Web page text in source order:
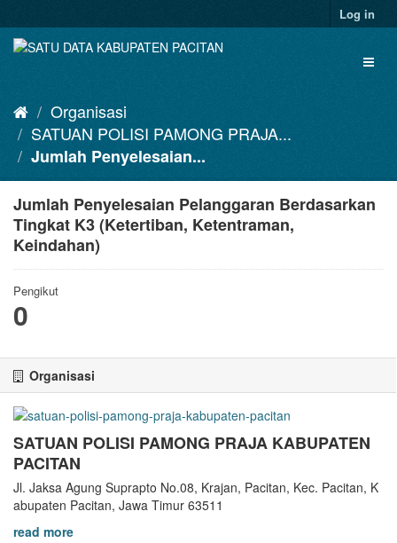
to
content
Log in
Organisasi
SATUAN POLISI PAMONG PRAJA...
Jumlah Penyelesaian...
Jumlah Penyelesaian Pelanggaran Berdasarkan
Tingkat K3 (Ketertiban, Ketentraman,
Keindahan)
Pengikut
0
Organisasi
SATUAN POLISI PAMONG PRAJA KABUPATEN
PACITAN
Jl. Jaksa Agung Suprapto No.08, Krajan, Pacitan, Kec. Pacitan, K
abupaten Pacitan, Jawa Timur 63511
read more